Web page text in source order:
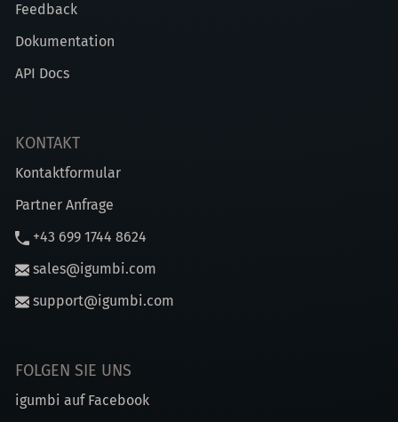
Feedback
Dokumentation
API Docs
KONTAKT
Kontaktformular
Partner Anfrage
+43 699 1744 8624
sales@igumbi.com
support@igumbi.com
FOLGEN SIE UNS
igumbi auf Facebook